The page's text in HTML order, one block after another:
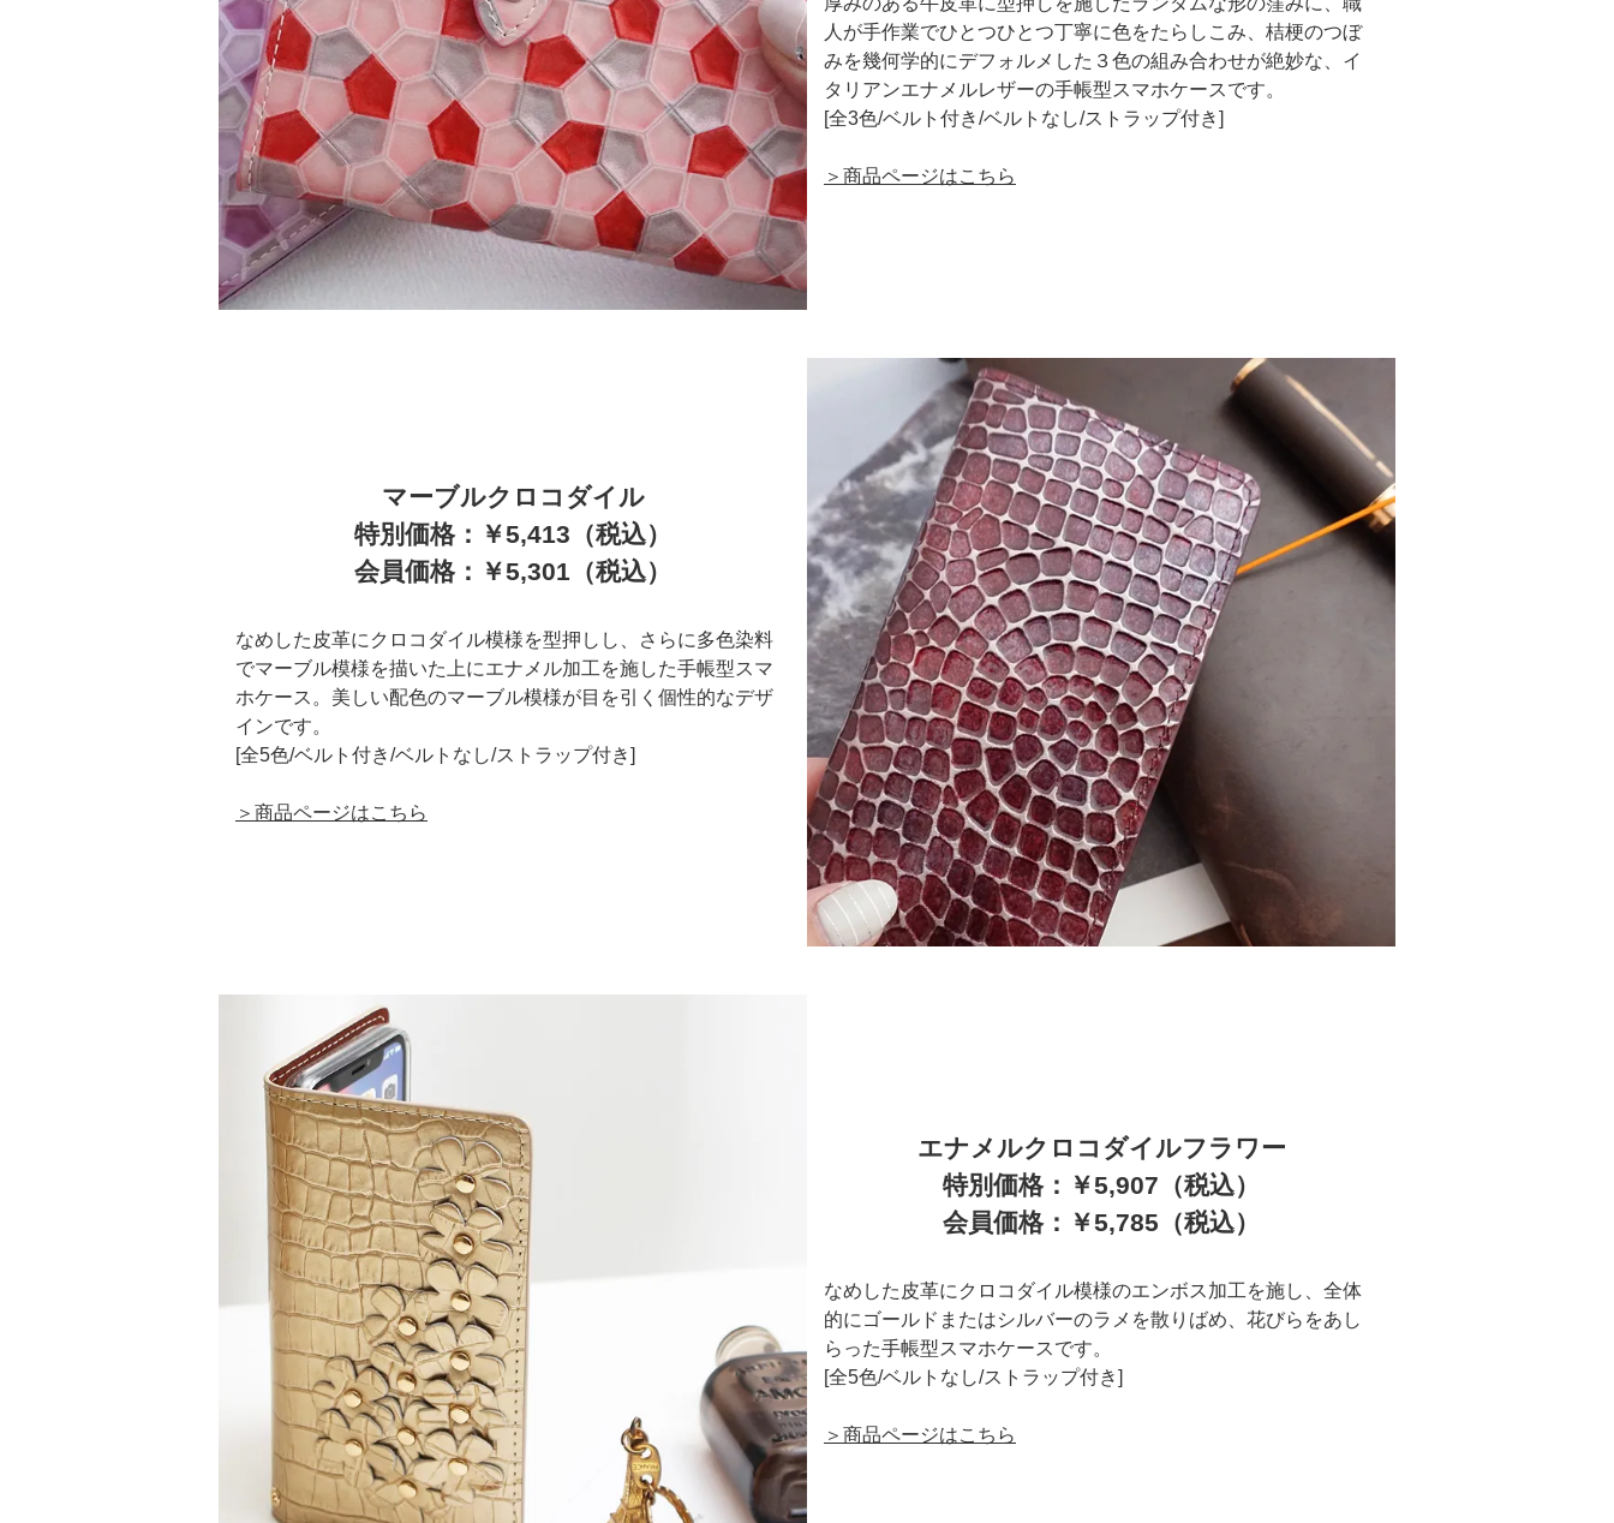
人が手作業でひとつひとつ丁寧に色をたらしこみ、桔梗のつぼ
みを幾何学的にデフォルメした３色の組み合わせが絶妙な、イ
タリアンエナメルレザーの手帳型スマホケースです。
[全3色/ベルト付き/ベルトなし/ストラップ付き]
＞商品ページはこちら
マーブルクロコダイル
特別価格：￥5,413（税込）
会員価格：￥5,301（税込）
なめした皮革にクロコダイル模様を型押しし、さらに多色染料
でマーブル模様を描いた上にエナメル加工を施した手帳型スマ
ホケース。美しい配色のマーブル模様が目を引く個性的なデザ
インです。
[全5色/ベルト付き/ベルトなし/ストラップ付き]
＞商品ページはこちら
エナメルクロコダイルフラワー
特別価格：￥5,907（税込）
会員価格：￥5,785（税込）
なめした皮革にクロコダイル模様のエンボス加工を施し、全体
的にゴールドまたはシルバーのラメを散りばめ、花びらをあし
らった手帳型スマホケースです。
[全5色/ベルトなし/ストラップ付き]
＞商品ページはこちら